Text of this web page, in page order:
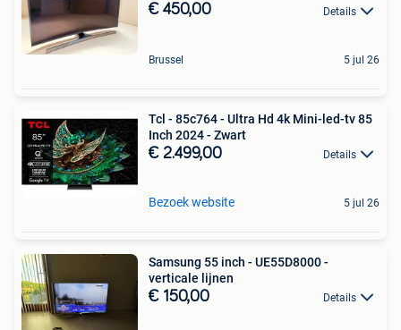
€ 450,00 Details
Brussel 5 jul 26
Tcl - 85c764 - Ultra Hd 4k Mini-led-tv 85
Inch 2024 - Zwart
€ 2.499,00 Details
Bezoek website 5 jul 26
Samsung 55 inch - UE55D8000 -
verticale lijnen
€ 150,00 Details